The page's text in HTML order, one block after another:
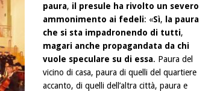
paura, il presule ha rivolto un severo
ammonimento ai fedeli: «Sì, la paura
che si sta impadronendo di tutti,
magari anche propagandata da chi
vuole speculare su di essa. Paura del
vicino di casa, paura di quelli del quartiere
accanto, di quelli dell’altra città, paura e